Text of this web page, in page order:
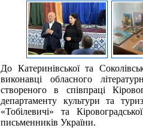
До Катеринівської та
виконавці обласного
створеного в співпраці
департаменту культури та
«Тобілевичі» та
письменників України.